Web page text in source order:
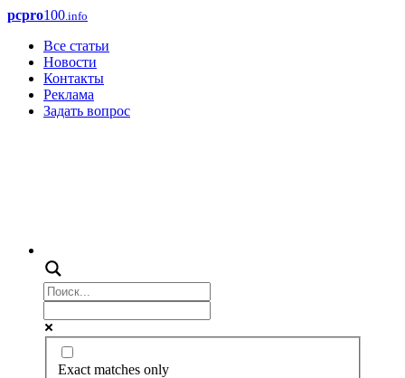
pcpro100.info
Все статьи
Новости
Контакты
Реклама
Задать вопрос
Exact matches only